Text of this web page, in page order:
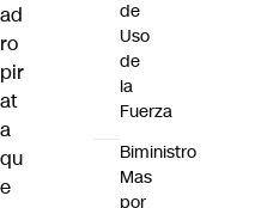
ad
ro
pir
at
a
qu
e
de
Uso
de
la
Fuerza
Biministro
Mas
por